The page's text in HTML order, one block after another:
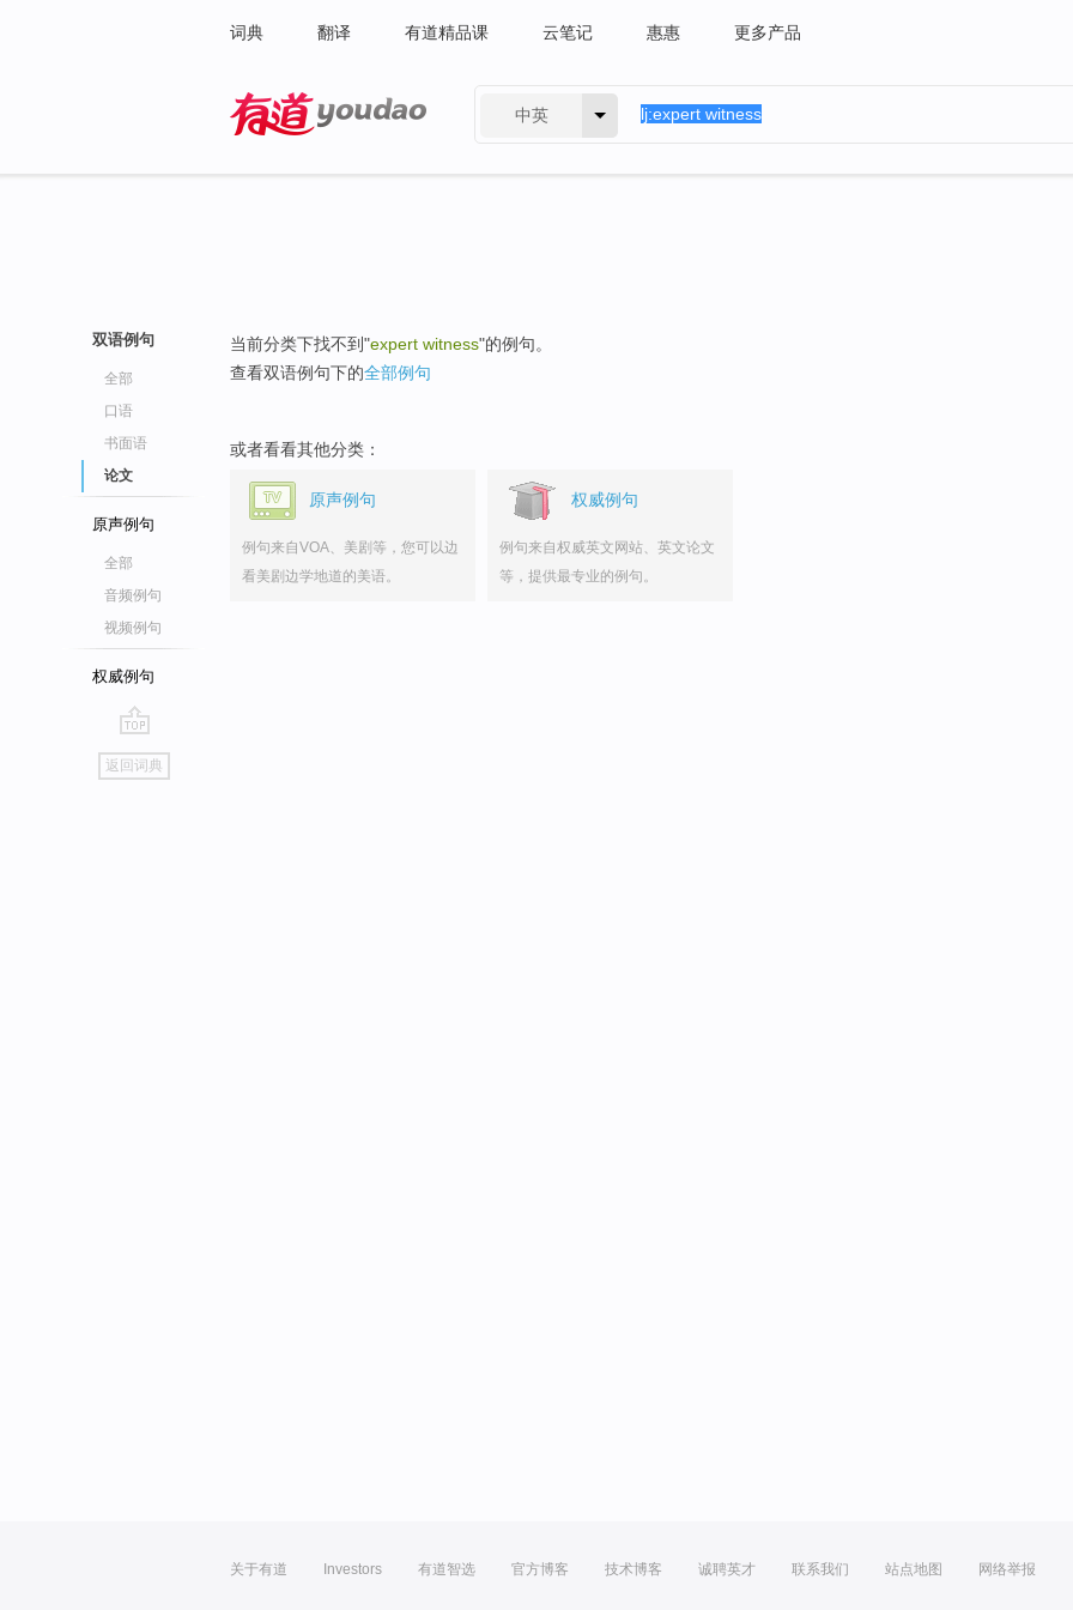
词典 翻译 有道精品课 云笔记 惠惠 更多产品
中英
双语例句
全部
口语
书面语
论文
原声例句
全部
音频例句
视频例句
权威例句
go
top
返回词典
当前分类下找不到"expert witness"的例句。
查看双语例句下的全部例句
或者看看其他分类：
原声例句
例句来自VOA、美剧等，您可以边
看美剧边学地道的美语。
权威例句
例句来自权威英文网站、英文论文
等，提供最专业的例句。
关于有道 Investors 有道智选 官方博客 技术博客 诚聘英才 联系我们 站点地图 网络举报